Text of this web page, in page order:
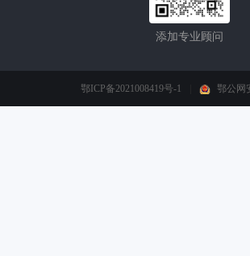
添加专业顾问
鄂ICP备2021008419号-1 鄂公网